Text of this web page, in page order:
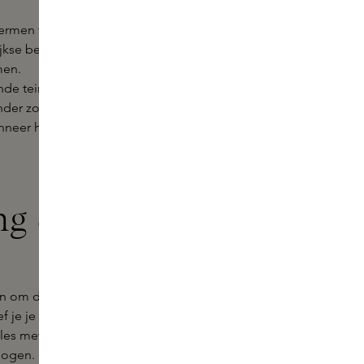
tegen UV-straling en
bescherming helpt
teint zonder blootstelling aan
zon.
het warm, droog of gevoelig
& herstel
om die frisse, zongebruinde
je je huid bescherming,
met lichte texturen, subtiele